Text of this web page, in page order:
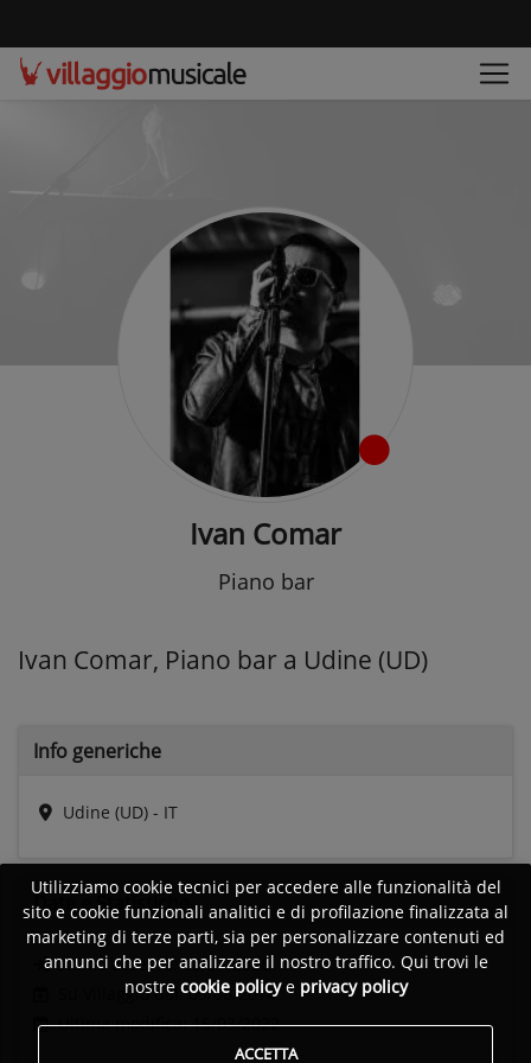
Ivan Comar
Piano bar
Ivan Comar, Piano bar a Udine (UD)
Info generiche
Udine (UD) - IT
Date eStatistiche
Ultimo accesso:08/07/2026
Su Villaggio dal: 05/06/2014
Ultima modifica: 15/03/2022
Utilizziamo cookie tecnici per accedere alle funzionalità del
sito e cookie funzionali analitici e di profilazione finalizzata al
marketing di terze parti, sia per personalizzare contenuti ed
annunci che per analizzare il nostro traffico. Qui trovi le
nostre cookie policye privacy policy
ACCETTA